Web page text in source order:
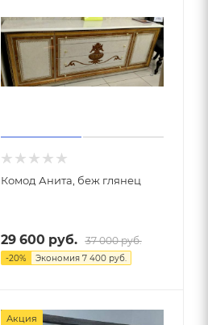
Комод Анита, беж глянец
29 600 руб. 37 000руб.
-20% Экономия 7 400руб.
Акция